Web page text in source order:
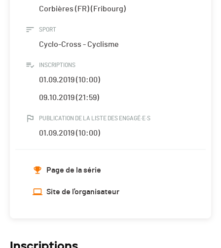
Corbières (FR) (Fribourg)
SPORT
Cyclo-Cross - Cyclisme
INSCRIPTIONS
01.09.2019 (10:00)
09.10.2019 (21:59)
PUBLICATION DE LA LISTE DES ENGAGÉ·E·S
01.09.2019 (10:00)
Page de la série
Site de l'organisateur